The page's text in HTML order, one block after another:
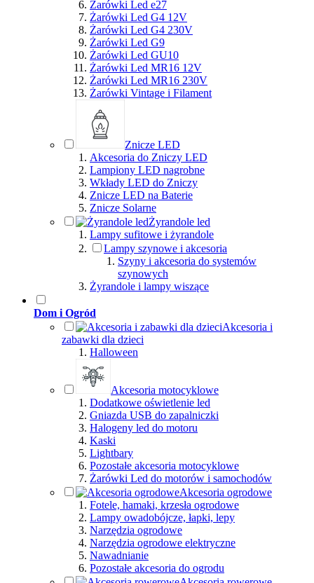
Żarówki Led e27
Żarówki Led G4 12V
Żarówki Led G4 230V
Żarówki Led G9
Żarówki Led GU10
Żarówki Led MR16 12V
Żarówki Led MR16 230V
Żarówki Vintage i Filament
Znicze LED
Akcesoria do Zniczy LED
Lampiony LED nagrobne
Wkłady LED do Zniczy
Znicze LED na Baterie
Znicze Solarne
Żyrandole led
Lampy sufitowe i żyrandole
Lampy szynowe i akcesoria
Szyny i akcesoria do systemów
szynowych
Żyrandole i lampy wiszące
Dom i Ogród
Akcesoria i
zabawki dla dzieci
Halloween
Akcesoria motocyklowe
Dodatkowe oświetlenie led
Gniazda USB do zapalniczki
Halogeny led do motoru
Kaski
Lightbary
Pozostałe akcesoria motocyklowe
Żarówki Led do motorów i samochodów
Akcesoria ogrodowe
Fotele, hamaki, krzesła ogrodowe
Lampy owadobójcze, łapki, lepy
Narzędzia ogrodowe
Narzędzia ogrodowe elektryczne
Nawadnianie
Pozostałe akcesoria do ogrodu